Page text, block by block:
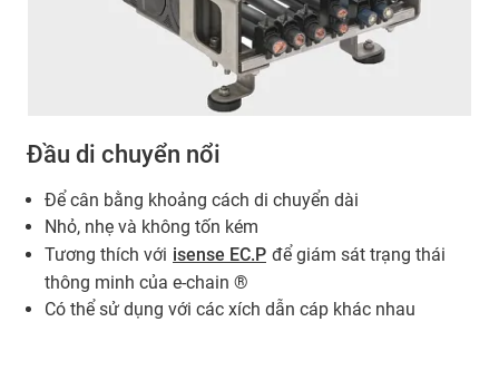
Đầu di chuyển nổi
Để cân bằng khoảng cách di chuyển dài
Nhỏ, nhẹ và không tốn kém
Tương thích với isense EC.P để giám sát trạng thái
thông minh của e-chain ®
Có thể sử dụng với các xích dẫn cáp khác nhau